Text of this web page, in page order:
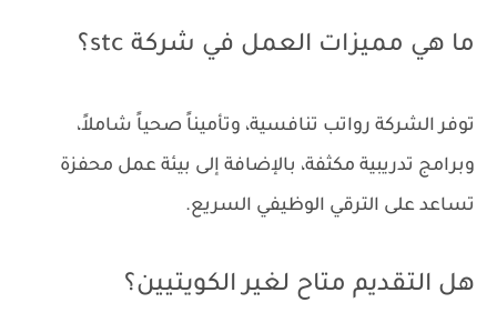
ما هي مميزات العمل في شركة stc؟
توفر الشركة رواتب تنافسية، وتأميناً صحياً شاملاً،
وبرامج تدريبية مكثفة، بالإضافة إلى بيئة عمل محفزة
تساعد على الترقي الوظيفي السريع.
هل التقديم متاح لغير الكويتيين؟